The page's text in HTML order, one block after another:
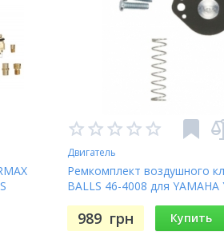
Двигатель
Ремкомплект воздушного
BALLS 46-4008 для YAMAHA
989 грн Купить